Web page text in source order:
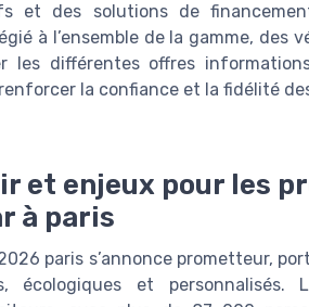
et des solutions de
à l’ensemble de la gamme, des
les différentes offres
la confiance et la fidélité
et enjeux pour les
à paris
paris s’annonce prometteur,
écologiques et personnalisés.